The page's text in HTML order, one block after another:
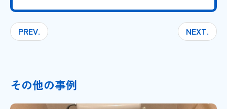
PREV. NEXT.
その他の事例